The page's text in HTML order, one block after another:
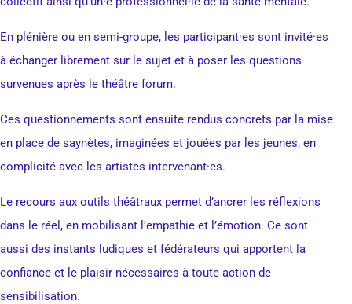
En plénière ou en semi-groupe, les participant·es sont invité·es
à échanger librement sur le sujet et à poser les questions
survenues après le théâtre forum.
Ces questionnements sont ensuite rendus concrets par la mise
en place de saynètes, imaginées et jouées par les jeunes, en
complicité avec les artistes-intervenant·es.
Le recours aux outils théâtraux permet d’ancrer les réflexions
dans le réel, en mobilisant l’empathie et l’émotion. Ce sont
aussi des instants ludiques et fédérateurs qui apportent la
confiance et le plaisir nécessaires à toute action de
sensibilisation.